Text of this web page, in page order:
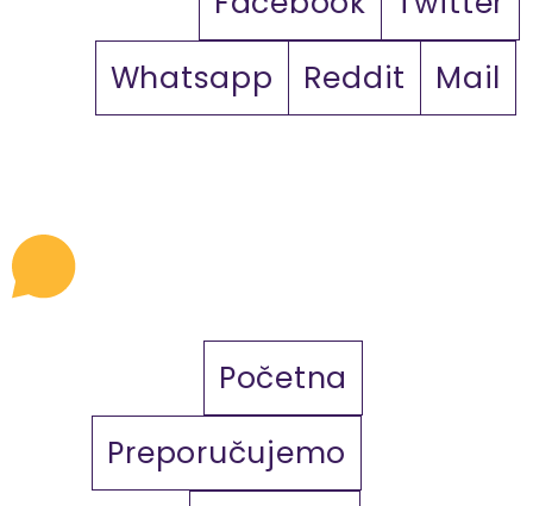
Whatsapp
Reddit Mail
Početna
Preporučujemo